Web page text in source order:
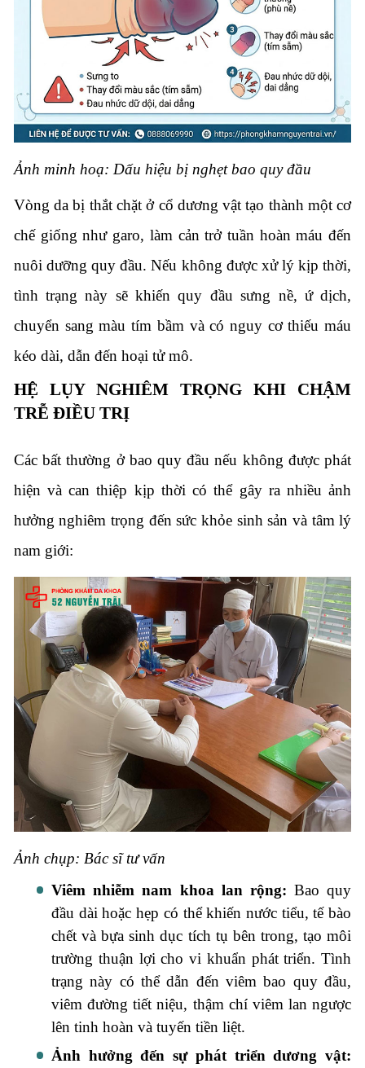
Ảnh minh hoạ: Dấu hiệu bị nghẹt bao quy đầu
Vòng da bị thắt chặt ở cổ dương vật tạo thành một cơ
chế giống như garo, làm cản trở tuần hoàn máu đến
nuôi dưỡng quy đầu. Nếu không được xử lý kịp thời,
tình trạng này sẽ khiến quy đầu sưng nề, ứ dịch,
chuyển sang màu tím bầm và có nguy cơ thiếu máu
kéo dài, dẫn đến hoại tử mô.
HỆ LỤY NGHIÊM TRỌNG KHI CHẬM
TRỄ ĐIỀU TRỊ
Các bất thường ở bao quy đầu nếu không được phát
hiện và can thiệp kịp thời có thể gây ra nhiều ảnh
hưởng nghiêm trọng đến sức khỏe sinh sản và tâm lý
nam giới:
Ảnh chụp: Bác sĩ tư vấn
Viêm nhiễm nam khoa lan rộng: Bao quy
đầu dài hoặc hẹp có thể khiến nước tiểu, tế bào
chết và bựa sinh dục tích tụ bên trong, tạo môi
trường thuận lợi cho vi khuẩn phát triển. Tình
trạng này có thể dẫn đến viêm bao quy đầu,
viêm đường tiết niệu, thậm chí viêm lan ngược
lên tinh hoàn và tuyến tiền liệt.
Ảnh hưởng đến sự phát triển dương vật: